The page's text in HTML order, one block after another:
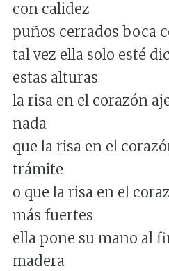
con calidez
puños cerrados boca
tal vez ella solo esté
estas alturas
la risa en el corazón
nada
que la risa en el
trámite
o que la risa en el
más fuertes
ella pone su mano al
madera